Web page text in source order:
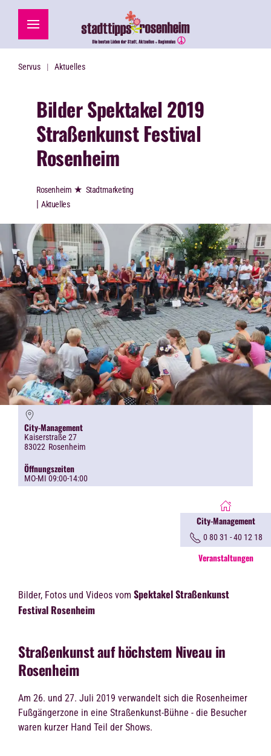
Zum Hauptinhalt springen
Servus Aktuelles
Bilder Spektakel 2019
Straßenkunst Festival
Rosenheim
Rosenheim ★ Stadtmarketing
| Aktuelles
City-Management
Kaiserstraße 27
83022 Rosenheim
Öffnungszeiten
MO-MI 09:00-14:00
City-Management
0 80 31 - 40 12 18
Veranstaltungen
Bilder, Fotos und Videos vom Spektakel Straßenkunst
Festival Rosenheim
Straßenkunst auf höchstem Niveau in
Rosenheim
Am 26. und 27. Juli 2019 verwandelt sich die Rosenheimer
Fußgängerzone in eine Straßenkunst-Bühne - die Besucher
waren kurzer Hand Teil der Shows.